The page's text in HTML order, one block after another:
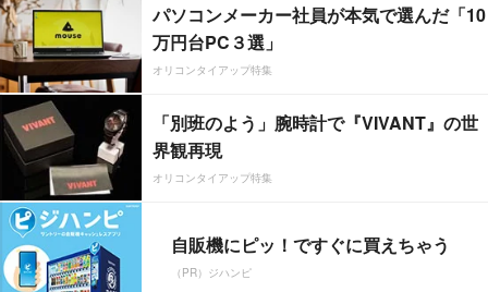
パソコンメーカー社員が本気で選んだ「10
万円台PC３選」
オリコンタイアップ特集
「別班のよう」腕時計で『VIVANT』の世
界観再現
オリコンタイアップ特集
自販機にピッ！ですぐに買えちゃう
（PR）ジハンピ